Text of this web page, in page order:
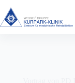
Inhalt
springen